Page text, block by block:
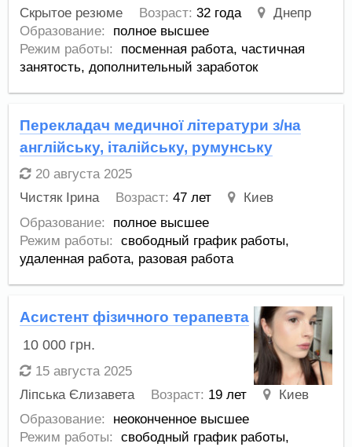
Скрытое резюме
Возраст: 32 года
Днепр
Образование:
полное высшее
Режим работы:
посменная работа, частичная
занятость, дополнительный заработок
Перекладач медичної літератури з/на
англійську, італійську, румунську
20 августа 2025
Чистяк Ірина
Возраст: 47 лет
Киев
Образование:
полное высшее
Режим работы:
свободный график работы,
удаленная работа, разовая работа
Асистент фізичного терапевта
10 000 грн.
15 августа 2025
Ліпська Єлизавета
Возраст: 19 лет
Киев
Образование:
неоконченное высшее
Режим работы:
свободный график работы,